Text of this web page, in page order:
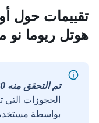
تقييمات حول
هوتل ريوما نو
تم التحقق منه 100%
الحجوزات التي